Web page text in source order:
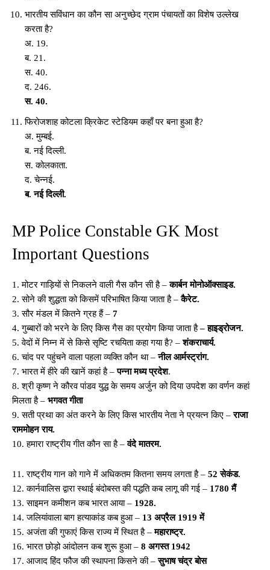
भारतीय सविंधान का कौन सा अनुच्छेद ग्राम पंचायतों का विशेष उल्लेख
करता है?
अ. 19.
ब. 21.
स. 40.
द. 246.
स. 40.
फिरोजशाह कोटला क्रिकेट स्टेडियम कहाँ पर बना हुआ है?
अ. मुम्बई.
ब. नई दिल्ली.
स. कोलकाता.
द. चेन्नई.
ब. नई दिल्ली.
MP Police Constable GK Most
Important Questions
1. मोटर गाड़ियों से निकलने वाली गैस कौन सी है –कार्बन मोनोऑक्साइड.
2. सोने की शुद्धता को किसमें परिभाषित किया जाता है –कैरेट.
3. सौर मंडल में कितने ग्रह हैं – 7
4. गुब्बारों को भरने के लिए किस गैस का प्रयोग किया जाता है– हाइड्रोजन.
5. वेदों में निम्न में से किसे सृष्टि रचयिता कहा गया है? –शंकराचार्य.
6. चांद पर पहुंचने वाला पहला व्यक्ति कौन था –नील आर्मस्ट्रांग.
7. भारत में हीरे की खानें कहां है –पन्ना मध्य प्रदेश.
8. श्री कृष्ण ने कौरव पांडव युद्ध के समय अर्जुन को दिया उपदेश का वर्णन कहां
मिलता है – भगवत गीता
9. सती प्रथा का अंत करने के लिए किस भारतीय नेता ने प्रयत्न किए –राजा
राममोहन राय.
10. हमारा राष्ट्रीय गीत कौन सा है –वंदे मातरम.
11. राष्ट्रीय गान को गाने में अधिकतम कितना समय लगता है – 52 सेकंड.
12. कार्नवालिस द्वारा स्थाई बंदोबस्त की पद्धति कब लागू की गई – 1780 मैं
13. साइमन कमीशन कब भारत आया – 1928.
14. जलियांवाला बाग हत्याकांड कब हुआ – 13 अप्रैल 1919 में
15. अजंता की गुफाएं किस राज्य में स्थित है –महाराष्ट्र.
16. भारत छोड़ो आंदोलन कब शुरू हुआ – 8 अगस्त 1942
17. आजाद हिंद फौज की स्थापना किसने की –सुभाष चंद्र बोस